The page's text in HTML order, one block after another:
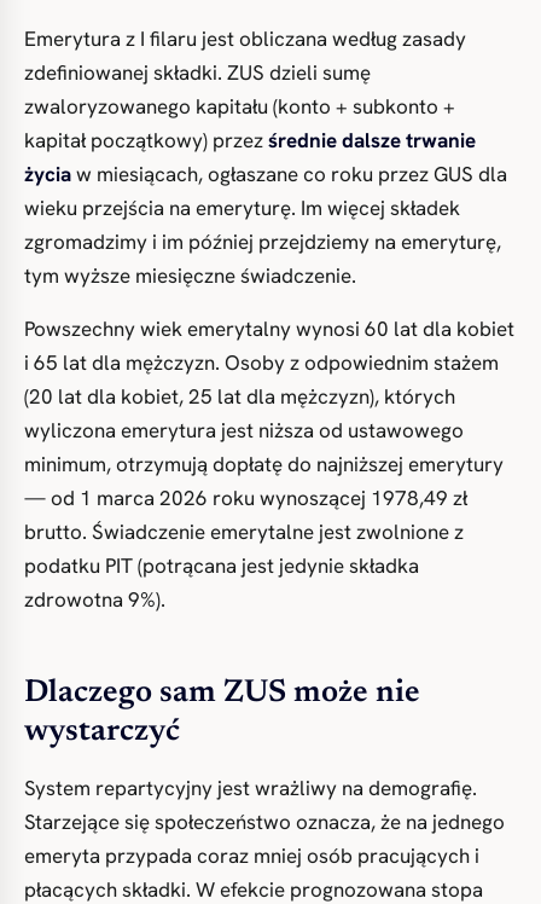
Emerytura z I filaru jest obliczana według zasady
zdefiniowanej składki. ZUS dzieli sumę
zwaloryzowanego kapitału (konto + subkonto +
kapitał początkowy) przezśrednie dalsze trwanie
życiaw miesiącach, ogłaszane co roku przez GUS dla
wieku przejścia na emeryturę. Im więcej składek
zgromadzimy i im później przejdziemy na emeryturę,
tym wyższe miesięczne świadczenie.
Powszechny wiek emerytalny wynosi 60 lat dla kobiet
i 65 lat dla mężczyzn. Osoby z odpowiednim stażem
(20 lat dla kobiet, 25 lat dla mężczyzn), których
wyliczona emerytura jest niższa od ustawowego
minimum, otrzymują dopłatę do najniższej emerytury
— od 1 marca 2026 roku wynoszącej 1978,49 zł
brutto. Świadczenie emerytalne jest zwolnione z
podatku PIT (potrącana jest jedynie składka
zdrowotna 9%).
Dlaczego sam ZUS może nie
wystarczyć
System repartycyjny jest wrażliwy na demografię.
Starzejące się społeczeństwo oznacza, że na jednego
emeryta przypada coraz mniej osób pracujących i
płacących składki. W efekcie prognozowana stopa